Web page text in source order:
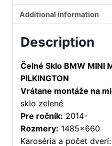
Additional information
Description
Čelné Sklo BMW MINI
PILKINGTON
Vrátane montáže na
sklo zelené
Pre ročník: 2014-
Rozmery: 1485×660
Karoséria a počet dverí: